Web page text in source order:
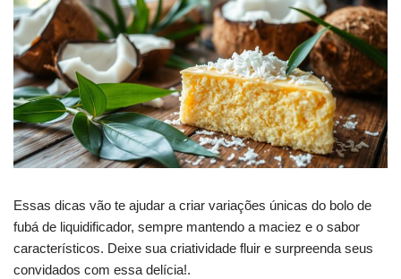
Essas dicas vão te ajudar a criar variações únicas do bolo de
fubá de liquidificador, sempre mantendo a maciez e o sabor
característicos. Deixe sua criatividade fluir e surpreenda seus
convidados com essa delícia!.